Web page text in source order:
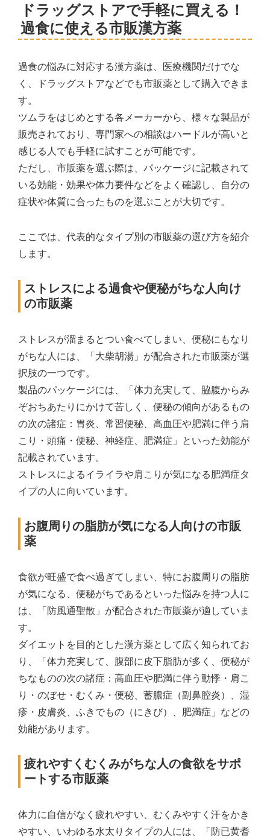
ドラッグストアで手軽に買える！
過食に使える市販漢方薬
過食の悩みに対応する漢方薬は、医療機関だけでな
く、ドラッグストアなどでも市販薬として購入できま
す。
ツムラをはじめとする各メーカーから、様々な製品が
販売されており、専門家への相談はハードルが高いと
感じる人でも手軽に試すことが可能です。
ただし、市販薬を選ぶ際は、パッケージに記載されて
いる効能・効果や体力要件などをよく確認し、自分の
症状や体質に合ったものを選ぶことが大切です。
ここでは、代表的なタイプ別の市販薬の選び方を紹介
します。
ストレスによる過食や便秘がちな人向け
の市販薬
ストレスが溜まるとつい食べてしまい、便秘にもなり
がちな人には、「大柴胡湯」が配合された市販薬が選
択肢の一つです。
製品のパッケージには、「体力充実して、脇腹からみ
ぞおちあたりにかけて苦しく、便秘の傾向があるもの
の次の諸症：胃炎、常習便秘、高血圧や肥満に伴う肩
こり・頭痛・便秘、神経症、肥満症」といった効能が
記載されています。
ストレスによるイライラや肩こりが気になる肥満症タ
イプの人に向いています。
お腹周りの脂肪が気になる人向けの市販
薬
食欲が旺盛で食べ過ぎてしまい、特にお腹周りの脂肪
が気になる、便秘がちであるといった悩みを持つ人に
は、「防風通聖散」が配合された市販薬が適していま
す。
ダイエットを目的とした漢方薬として広く知られてお
り、「体力充実して、腹部に皮下脂肪が多く、便秘が
ちなものの次の諸症：高血圧や肥満に伴う動悸・肩こ
り・のぼせ・むくみ・便秘、蓄膿症（副鼻腔炎）、湿
疹・皮膚炎、ふきでもの（にきび）、肥満症」などの
効能があります。
疲れやすくむくみがちな人の食欲をサポ
ートする市販薬
体力に自信がなく疲れやすい、むくみやすく汗をかき
やすい、いわゆる水太りタイプの人には、「防已黄耆